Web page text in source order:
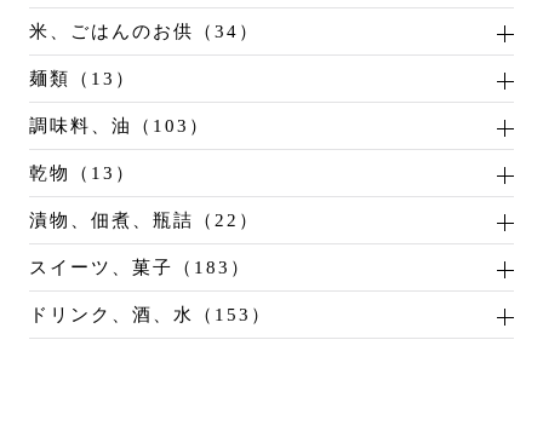
米、ごはんのお供（34）
麺類（13）
調味料、油（103）
乾物（13）
漬物、佃煮、瓶詰（22）
スイーツ、菓子（183）
ドリンク、酒、水（153）